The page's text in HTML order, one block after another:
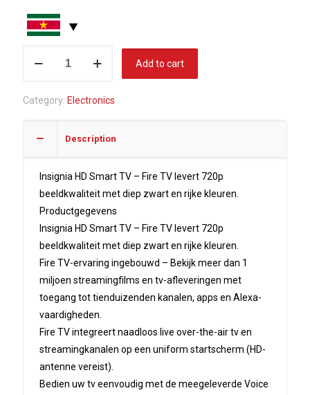
klasse
serie
720p
Fire
quantity
Add to cart
Category: Electronics
Description
Insignia HD Smart TV – Fire TV levert 720p
beeldkwaliteit met diep zwart en rijke kleuren.
Productgegevens
Insignia HD Smart TV – Fire TV levert 720p
beeldkwaliteit met diep zwart en rijke kleuren.
Fire TV-ervaring ingebouwd – Bekijk meer dan 1
miljoen streamingfilms en tv-afleveringen met
toegang tot tienduizenden kanalen, apps en Alexa-
vaardigheden.
Fire TV integreert naadloos live over-the-air tv en
streamingkanalen op een uniform startscherm (HD-
antenne vereist).
Bedien uw tv eenvoudig met de meegeleverde Voice